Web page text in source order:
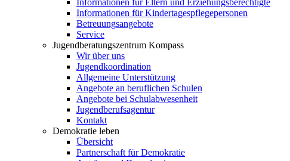
Informationen für Kindertagespflegepersonen
Betreuungsangebote
Service
Jugendberatungszentrum Kompass
Wir über uns
Jugendkoordination
Allgemeine Unterstützung
Angebote an beruflichen Schulen
Angebote bei Schulabwesenheit
Jugendberufsagentur
Kontakt
Demokratie leben
Übersicht
Partnerschaft für Demokratie